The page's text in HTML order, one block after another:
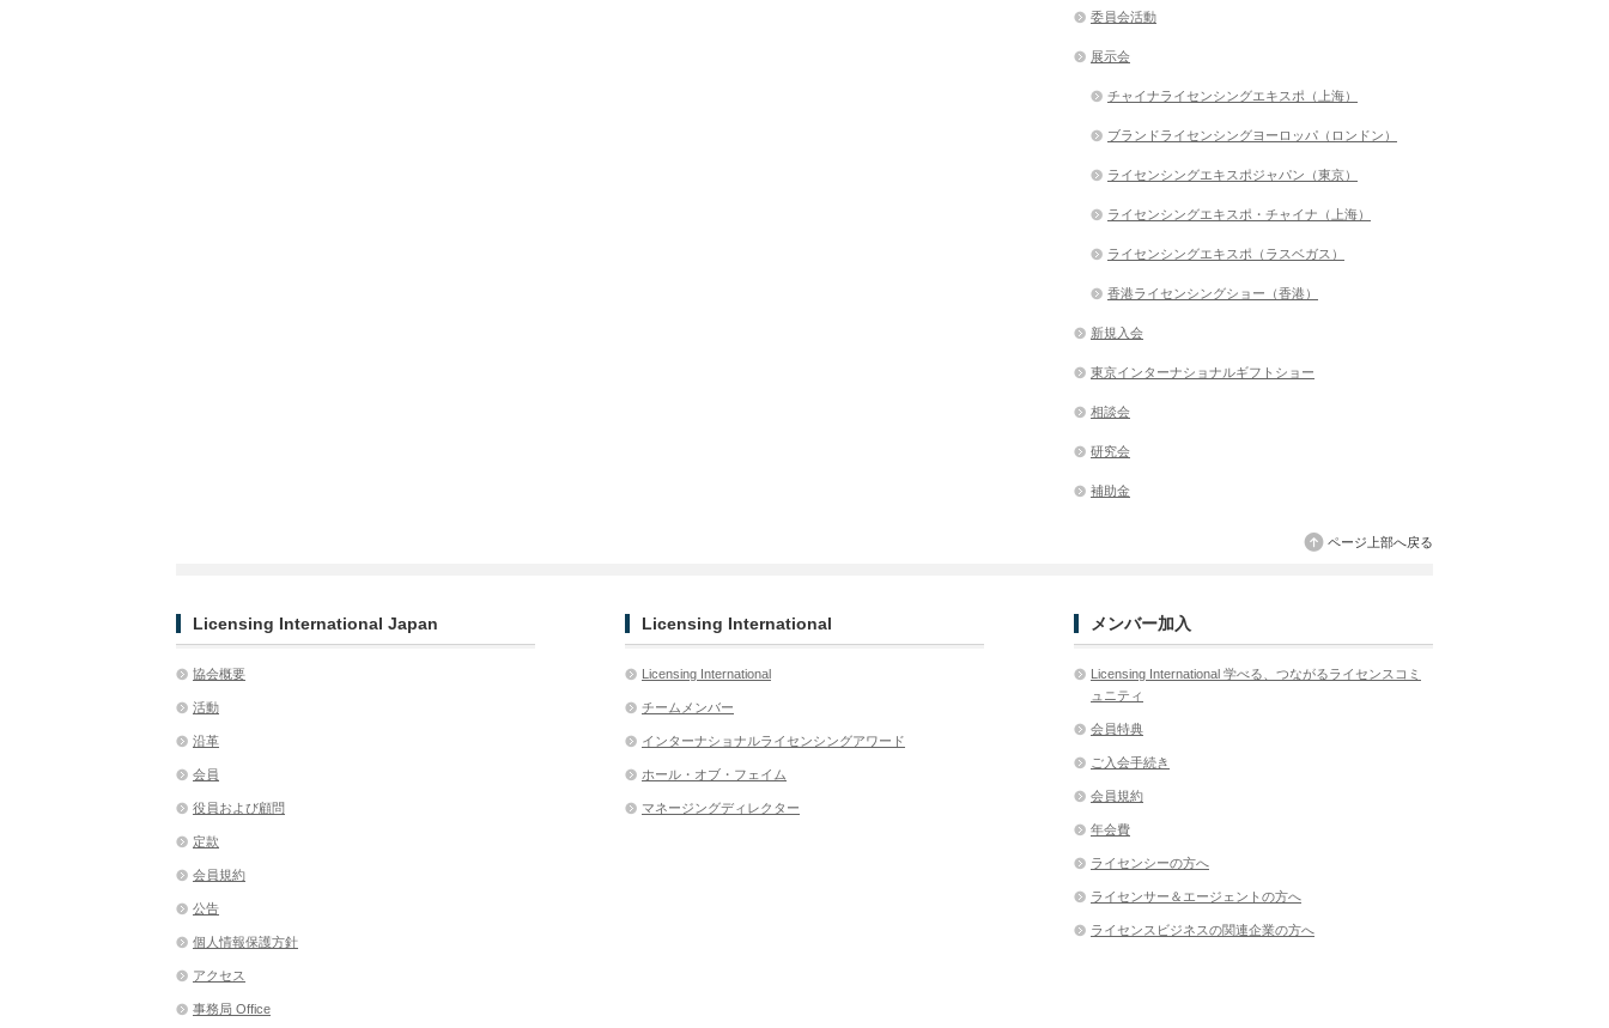
委員会活動
展示会
チャイナライセンシングエキスポ（上海）
ブランドライセンシングヨーロッパ（ロンドン）
ライセンシングエキスポジャパン（東京）
ライセンシングエキスポ・チャイナ（上海）
ライセンシングエキスポ（ラスベガス）
香港ライセンシングショー（香港）
新規入会
東京インターナショナルギフトショー
相談会
研究会
補助金
ページ上部へ戻る
Licensing International Japan
協会概要
活動
沿革
会員
役員および顧問
定款
会員規約
公告
個人情報保護方針
アクセス
事務局 Office
Licensing International
Licensing International
チームメンバー
インターナショナルライセンシングアワード
ホール・オブ・フェイム
マネージングディレクター
メンバー加入
Licensing International 学べる、つながるライセンスコミ
ュニティ
会員特典
ご入会手続き
会員規約
年会費
ライセンシーの方へ
ライセンサー＆エージェントの方へ
ライセンスビジネスの関連企業の方へ